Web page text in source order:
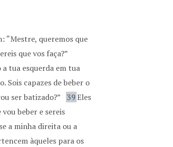
“Mestre, queremos que
que vos faça?”
tua esquerda em tua
Sois capazes de beber o
ser batizado?”
39Eles
vou beber e sereis
a minha direita ou a
àqueles para os